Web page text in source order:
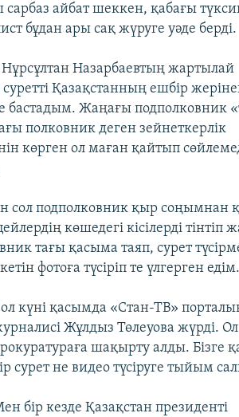
айбат шеккен, қабағы
бұдан ары сақ жүруге уәде берді.
Назарбаевтың жартылай
Қазақстанның ешбір
Жаңағы подполковник
полковник деген зейнеткерлік
көрген ол маған қайтып
сол подполковник қыр соңымнан
көшедегі кісілерді тінтіп
тағы қасыма таяп, сурет
фотоға түсіріп те үлгерген едім.
күні қасымда «Стан-ТВ»
Жұлдыз Төлеуова жүрді. Ол
шақырту алды. Бізге
сурет не видео түсіруге тыйым
бір кезде Қазақстан президенті